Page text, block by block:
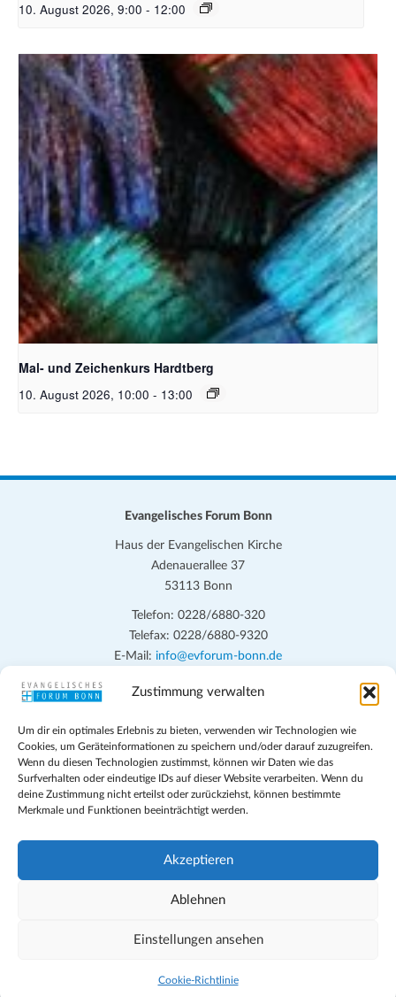
Zustimmung verwalten
Um dir ein optimales Erlebnis zu bieten, verwenden wir Technologien wie
Cookies, um Geräteinformationen zu speichern und/oder darauf zuzugreifen.
Wenn du diesen Technologien zustimmst, können wir Daten wie das
Surfverhalten oder eindeutige IDs auf dieser Website verarbeiten. Wenn du
deine Zustimmung nicht erteilst oder zurückziehst, können bestimmte
Merkmale und Funktionen beeinträchtigt werden.
Akzeptieren
Ablehnen
Einstellungen ansehen
Cookie-Richtlinie
10. August 2026, 9:00 - 12:00
Unsplash_RhondaK Native Florida Folk Artist
Mal- und Zeichenkurs Hardtberg
10. August 2026, 10:00 - 13:00
Evangelisches Forum Bonn
Haus der Evangelischen Kirche
Adenauerallee 37
53113 Bonn
Telefon: 0228/6880-320
Telefax: 0228/6880-9320
E-Mail: info@evforum-bonn.de
Das Evangelische Forum Bonn will in seinen zentralen
persönlichen, beruflichen, kirchlichen und öffentlichen Lebens
eingehen, zu offener Begegnung und ehrlicher Auseinandersetzung
anregen und mithelfen, aus der Verheißung des Evangeliums heraus
im individuellen und gesellschaftlichen Leben verantwortlich zu
denken, zu reden und zu handeln.
Impressum
Teilnahmebedingungen
Cookie-Richtlinie (EU)